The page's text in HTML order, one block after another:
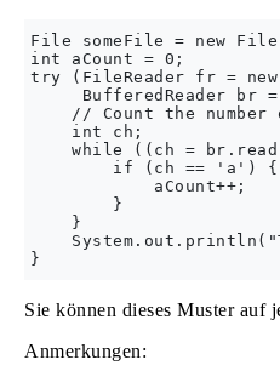
File someFile = new
int aCount = 0;
try (FileReader fr = new
BufferedReader br
// Count the number
    int ch;
while ((ch =
        if (ch == 'a') {
            aCount++;
        }
    }
Sie können dieses Muster auf
Anmerkungen: